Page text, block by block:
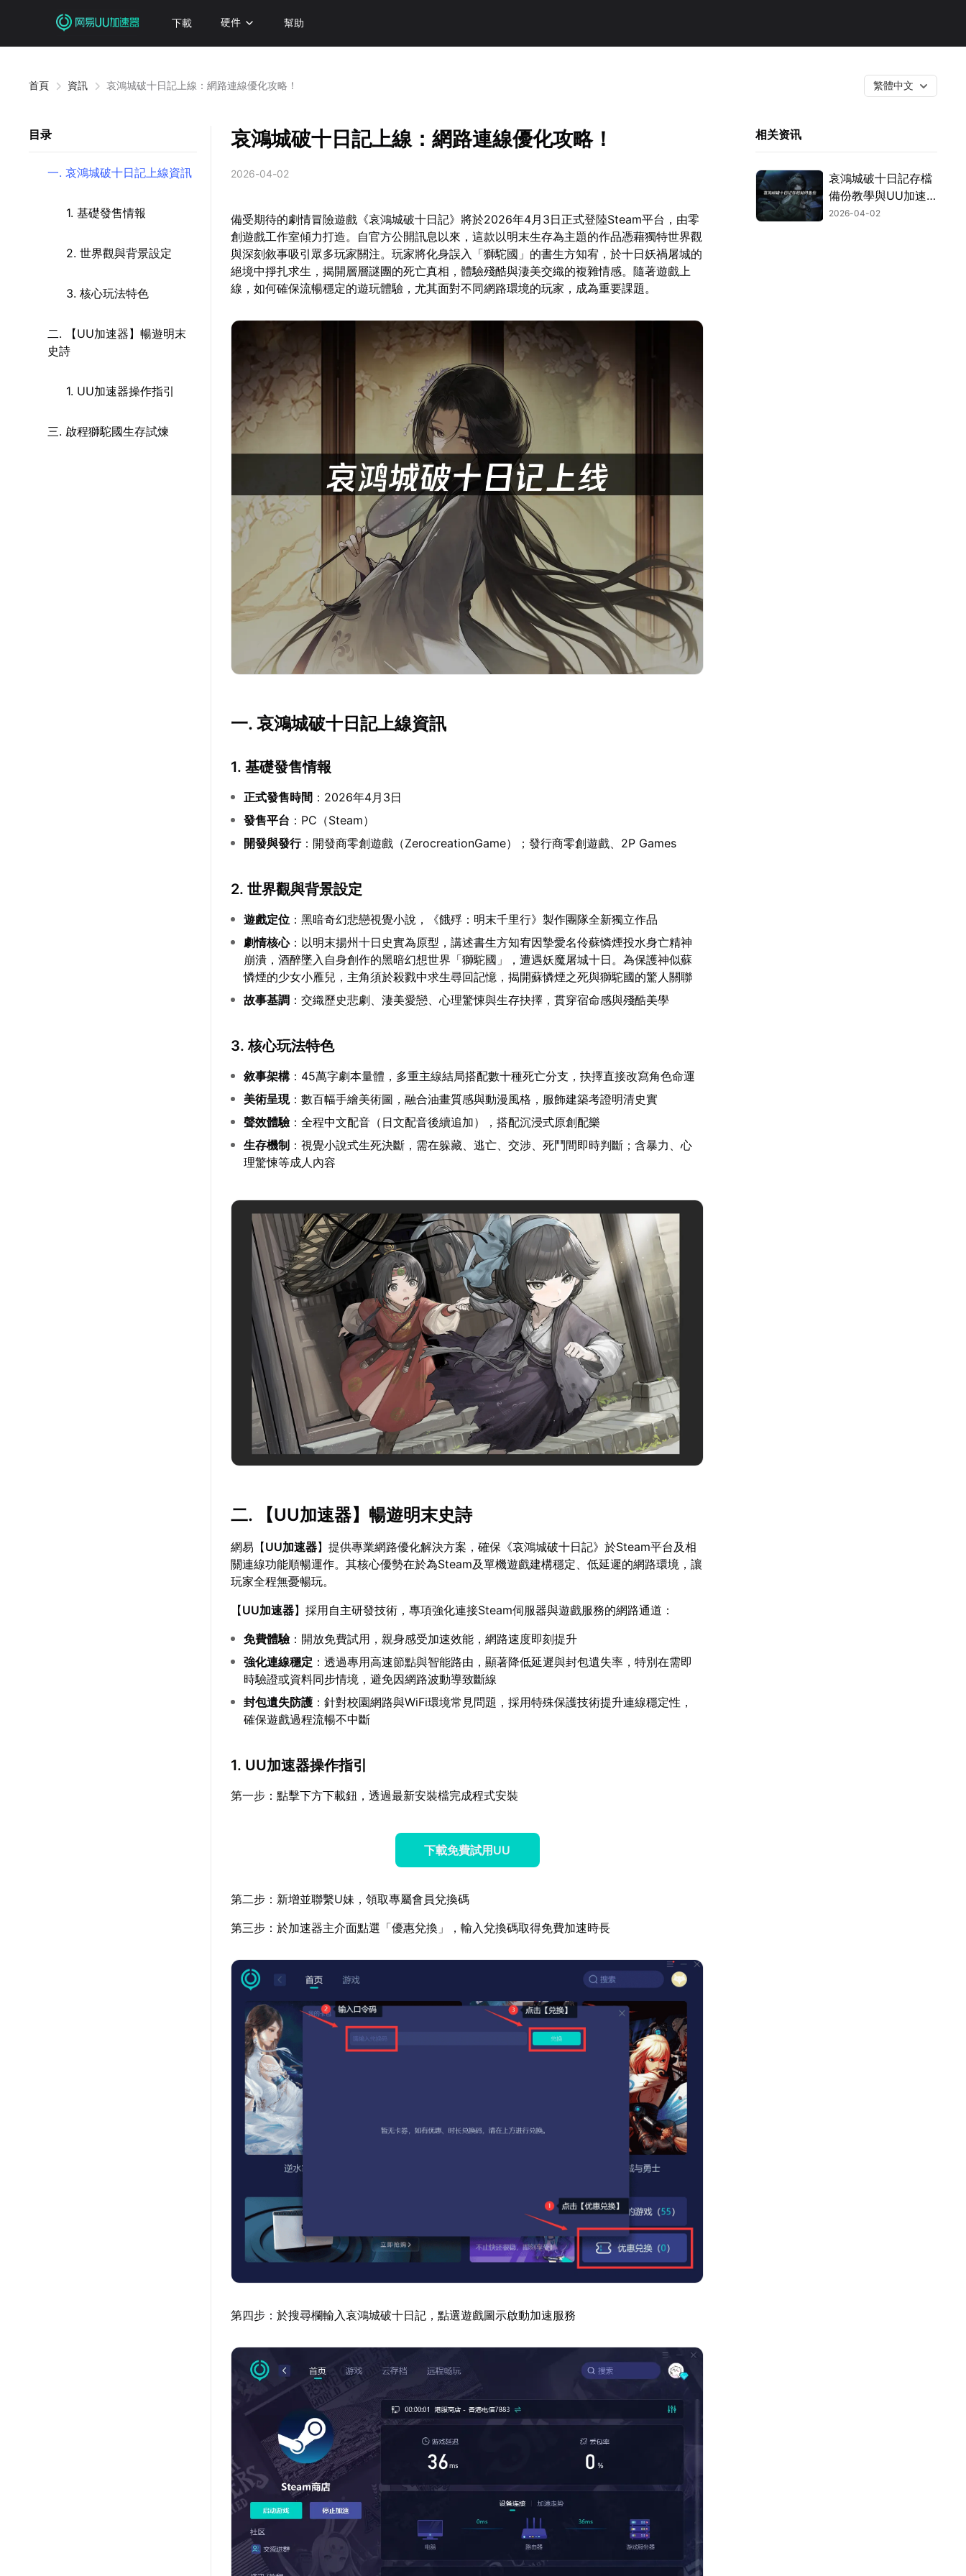
下載 硬件 幫助
首頁 資訊 哀鴻城破十日記上線：網路連線優化攻略！ 繁體中文
目录
一. 哀鴻城破十日記上線資訊
1. 基礎發售情報
2. 世界觀與背景設定
3. 核心玩法特色
二. 【UU加速器】暢遊明末
史詩
1. UU加速器操作指引
三. 啟程獅駝國生存試煉
哀鴻城破十日記上線：網路連線優化攻略！
2026-04-02
備受期待的劇情冒險遊戲《哀鴻城破十日記》將於2026年4月3日正式登陸Steam平台，由零
創遊戲工作室傾力打造。自官方公開訊息以來，這款以明末生存為主題的作品憑藉獨特世界觀
與深刻敘事吸引眾多玩家關注。玩家將化身誤入「獅駝國」的書生方知宥，於十日妖禍屠城的
絕境中掙扎求生，揭開層層謎團的死亡真相，體驗殘酷與淒美交織的複雜情感。隨著遊戲上
線，如何確保流暢穩定的遊玩體驗，尤其面對不同網路環境的玩家，成為重要課題。
一. 哀鴻城破十日記上線資訊
1. 基礎發售情報
正式發售時間 ：2026年4月3日
發售平台 ：PC（Steam）
開發與發行：開發商零創遊戲（ZerocreationGame）；發行商零創遊戲、2P Games
2. 世界觀與背景設定
遊戲定位 ：黑暗奇幻悲戀視覺小說，《餓殍：明末千里行》製作團隊全新獨立作品
劇情核心：以明末揚州十日史實為原型，講述書生方知宥因摯愛名伶蘇憐煙投水身亡精神
崩潰，酒醉墜入自身創作的黑暗幻想世界「獅駝國」，遭遇妖魔屠城十日。為保護神似蘇
憐煙的少女小雁兒，主角須於殺戮中求生尋回記憶，揭開蘇憐煙之死與獅駝國的驚人關聯
故事基調 ：交織歷史悲劇、淒美愛戀、心理驚悚與生存抉擇，貫穿宿命感與殘酷美學
3. 核心玩法特色
敘事架構：45萬字劇本量體，多重主線結局搭配數十種死亡分支，抉擇直接改寫角色命運
美術呈現：數百幅手繪美術圖，融合油畫質感與動漫風格，服飾建築考證明清史實
聲效體驗：全程中文配音（日文配音後續追加），搭配沉浸式原創配樂
生存機制 ：視覺小說式生死決斷，需在躲藏、逃亡、交涉、死鬥間即時判斷；含暴力、心
理驚悚等成人內容
二. 【UU加速器】暢遊明末史詩
網易【UU加速器】提供專業網路優化解決方案，確保《哀鴻城破十日記》於Steam平台及相
關連線功能順暢運作。其核心優勢在於為Steam及單機遊戲建構穩定、低延遲的網路環境，讓
玩家全程無憂暢玩。
【UU加速器】採用自主研發技術，專項強化連接Steam伺服器與遊戲服務的網路通道：
免費體驗：開放免費試用，親身感受加速效能，網路速度即刻提升
強化連線穩定 ：透過專用高速節點與智能路由，顯著降低延遲與封包遺失率，特別在需即
時驗證或資料同步情境，避免因網路波動導致斷線
封包遺失防護 ：針對校園網路與WiFi環境常見問題，採用特殊保護技術提升連線穩定性，
確保遊戲過程流暢不中斷
1. UU加速器操作指引
第一步：點擊下方下載鈕，透過最新安裝檔完成程式安裝
下載免費試用UU
第二步：新增並聯繫U妹，領取專屬會員兌換碼
第三步：於加速器主介面點選「優惠兌換」，輸入兌換碼取得免費加速時長
第四步：於搜尋欄輸入哀鴻城破十日記，點選遊戲圖示啟動加速服務
相关资讯
哀鴻城破十日記存檔
備份教學與UU加速
器使用攻略！
2026-04-02